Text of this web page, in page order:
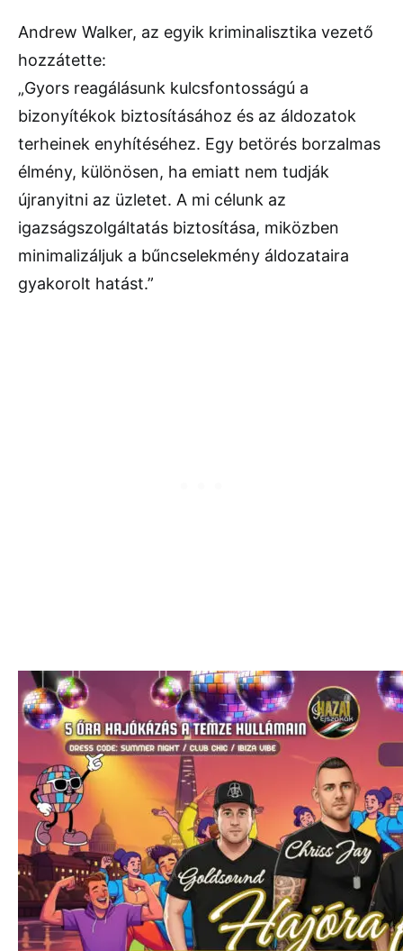
Andrew Walker, az egyik kriminalisztika vezető
hozzátette:
„Gyors reagálásunk kulcsfontosságú a
bizonyítékok biztosításához és az áldozatok
terheinek enyhítéséhez. Egy betörés borzalmas
élmény, különösen, ha emiatt nem tudják
újranyitni az üzletet. A mi célunk az
igazságszolgáltatás biztosítása, miközben
minimalizáljuk a bűncselekmény áldozataira
gyakorolt hatást.”